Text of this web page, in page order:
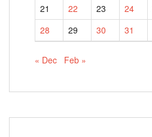
21
22 23 24
28
29 30 31
« Dec Feb »